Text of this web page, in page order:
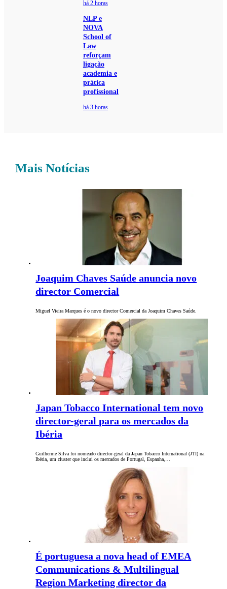
há 2 horas
NLP e
NOVA
School of
Law
reforçam
ligação
academia e
prática
profissional
há 3 horas
Mais Notícias
Joaquim Chaves Saúde anuncia novo
director Comercial
Miguel Vieira Marques é o novo director Comercial da Joaquim Chaves Saúde.
Japan Tobacco International tem novo
director-geral para os mercados da
Ibéria
Guilherme Silva foi nomeado director-geral da Japan Tobacco International (JTI) na
Ibéria, um cluster que inclui os mercados de Portugal, Espanha,…
É portuguesa a nova head of EMEA
Communications & Multilingual
Region Marketing director da